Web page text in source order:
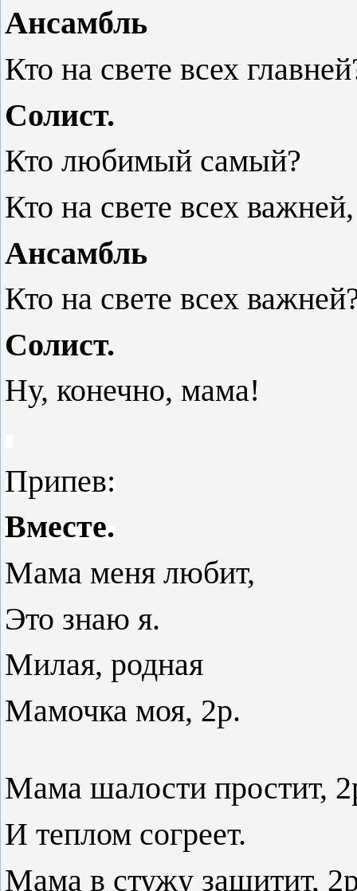
Ансамбль
Кто на свете всех
Солист.
Кто любимый самый?
Кто на свете всех важней,
Ансамбль
Кто на свете всех
Солист.
Ну, конечно, мама!
Припев:
Вместе.
Мама меня любит,
Это знаю я.
Милая, родная
Мамочка моя, 2р.
Мама шалости простит,
И теплом согреет.
Мама в стужу защитит,